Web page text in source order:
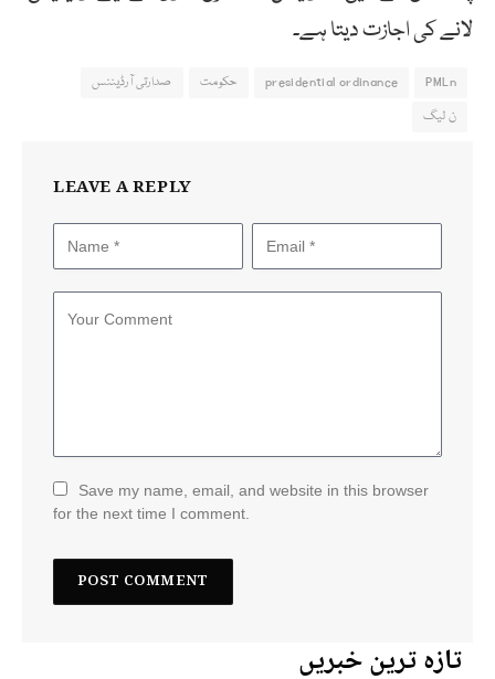
لانے کی اجازت دیتا ہے۔
PMLn
presidential ordinance حکومت
صدارتی آرڈیننس
ن لیگ
LEAVE A REPLY
Save my name, email, and website in this browser
for the next time I comment.
تازہ ترین خبریں